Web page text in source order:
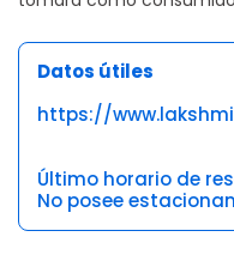
Datos útiles
https://
Último horario de
No posee